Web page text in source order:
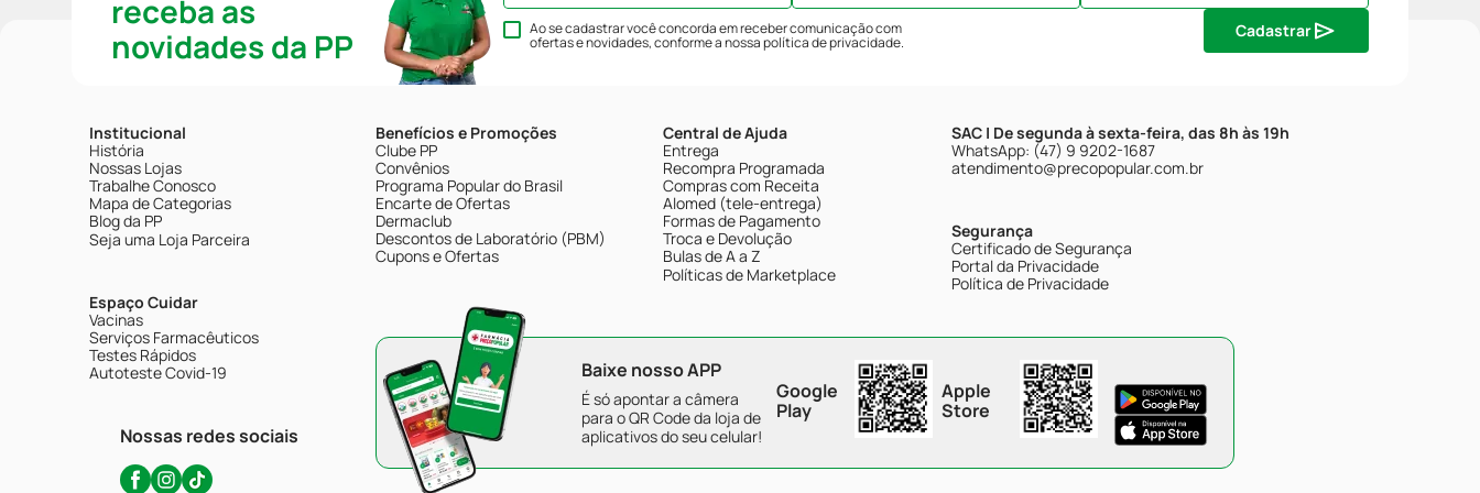
receba as
novidades da PP
Ao se cadastrar você concorda em receber comunicação com
ofertas e novidades, conforme a nossapolítica de privacidade.
Cadastrar
Institucional
História
Nossas Lojas
Trabalhe Conosco
Mapa de Categorias
Blog da PP
Seja uma Loja Parceira
Espaço Cuidar
Vacinas
Serviços Farmacêuticos
Testes Rápidos
Autoteste Covid-19
Nossas redes sociais
Benefícios e Promoções
Clube PP
Convênios
Programa Popular do Brasil
Encarte de Ofertas
Dermaclub
Descontos de Laboratório (PBM)
Cupons e Ofertas
Central de Ajuda
Entrega
Recompra Programada
Compras com Receita
Alomed (tele-entrega)
Formas de Pagamento
Troca e Devolução
Bulas de A a Z
Políticas de Marketplace
SAC | De segunda à sexta-feira, das 8h às 19h
WhatsApp: (47) 9 9202-1687
atendimento@precopopular.com.br
Segurança
Certificado de Segurança
Portal da Privacidade
Política de Privacidade
Baixe nosso APP
É só apontar a câmera
para o QR Code da loja de
aplicativos do seu celular!
Google
Play
Apple
Store